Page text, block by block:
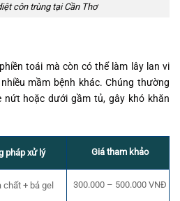
côn trùng tại Cần Thơ
toái mà còn có thể làm lây lan vi
mầm bệnh khác. Chúng thường
hoặc dưới gầm tủ, gây khó khăn
pháp xử lý Giá tham khảo
chất + bả gel 300.000 – 500.000 VNĐ